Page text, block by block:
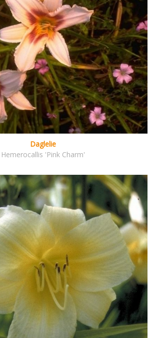
Daglelie
Hemerocallis 'Pink Charm'